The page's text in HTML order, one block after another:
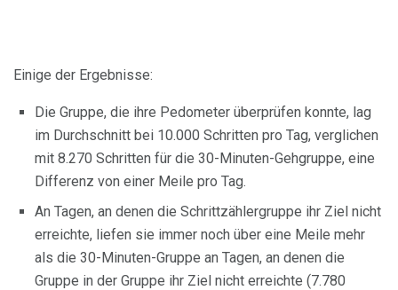
Einige der Ergebnisse:
Die Gruppe, die ihre Pedometer überprüfen konnte, lag
im Durchschnitt bei 10.000 Schritten pro Tag, verglichen
mit 8.270 Schritten für die 30-Minuten-Gehgruppe, eine
Differenz von einer Meile pro Tag.
An Tagen, an denen die Schrittzählergruppe ihr Ziel nicht
erreichte, liefen sie immer noch über eine Meile mehr
als die 30-Minuten-Gruppe an Tagen, an denen die
Gruppe in der Gruppe ihr Ziel nicht erreichte (7.780